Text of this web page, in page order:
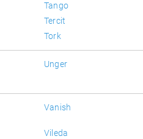
Tango
Tercit
Tork
Unger
Vanish
Vileda